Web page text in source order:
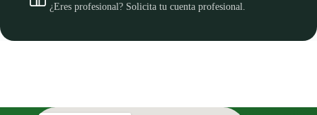
¿Eres profesional? Solicita tu cuenta profesional.